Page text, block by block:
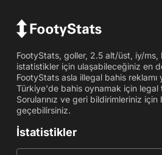
FootyStats, goller, 2.5 alt/üst, iy/ms,
istatistikler için ulaşabileceğiniz en
FootyStats asla illegal bahis
Türkiye'de bahis oynamak için legal
Sorularınız ve geri bildirimleriniz
geçebilirsiniz.
İstatistikler